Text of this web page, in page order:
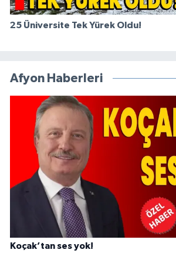
25 Üniversite Tek Yürek Oldu!
Afyon Haberleri
Koçak’tan ses yok!